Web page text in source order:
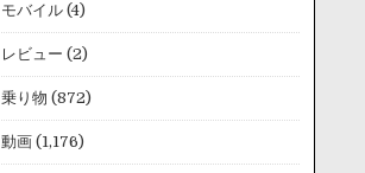
モバイル(4)
レビュー (2)
乗り物 (872)
動画(1,176)